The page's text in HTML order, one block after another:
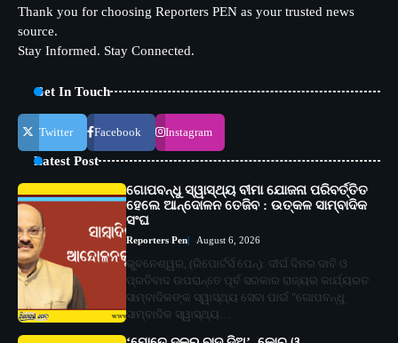
Thank you for choosing Reporters PEN as your trusted news
source.
Stay Informed. Stay Connected.
Get In Touch
Twitter Facebook Instagram
Latest Post
ଗୋପବନ୍ଧୁ ସ୍ୱାସ୍ଥ୍ୟ ବୀମା ଯୋଜନା ପରିବର୍ତ୍ତିତ
ହେଲେ ଆନ୍ଦୋଳନ ତେଜିବ : ଉତ୍କଳ ସାମ୍ବାଦିକ
ସଂଘ
Reporters Pen August 6, 2026
ଭୁବନେଶ୍ୱର, (ରିପୋର୍ଟର୍ସ ପେନ୍‌): ଦୀର୍ଘ ଦିନର ଦାବି ଓ
ପ୍ରତିବାଦ ଉପରାନ୍ତେ ପୂର୍ବ ସରକାର ରାଜ୍ୟର କାର୍ଯ୍ୟରତ
ସାମ୍ବାଦିକଙ୍କ ସ୍ୱାସ୍ଥ୍ୟ ସେବା ପାଇଁ "ଗୋପବନ୍ଧୁ
ସାମ୍ବାଦିକ ସ୍ୱାସ୍ଥ୍ୟ…